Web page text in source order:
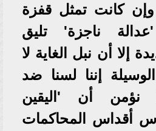
وإن كانت تمثل قفزة
ناجزة' تليق
إلا أن نبل الغاية لا
إننا لسنا ضد
نؤمن أن 'اليقين
أقداس المحاكمات